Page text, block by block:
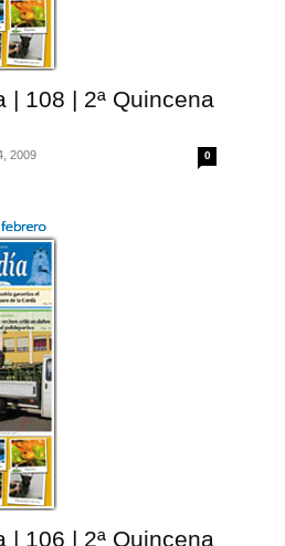
| 108 | 2ª Quincena
2009 0
| 106 | 2ª Quincena